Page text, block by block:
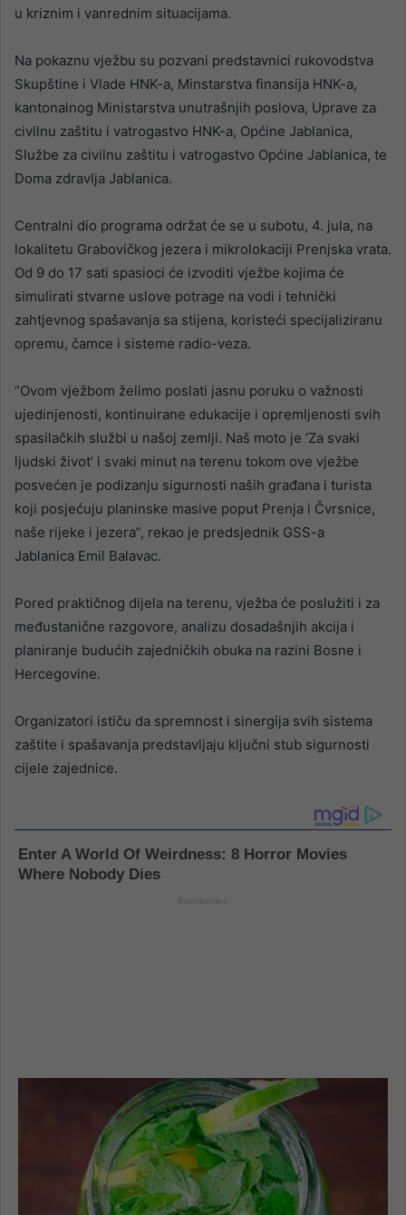
u kriznim i vanrednim situacijama.
Na pokaznu vježbu su pozvani predstavnici rukovodstva
Skupštine i Vlade HNK-a, Minstarstva finansija HNK-a,
kantonalnog Ministarstva unutrašnjih poslova, Uprave za
civilnu zaštitu i vatrogastvo HNK-a, Općine Jablanica,
Službe za civilnu zaštitu i vatrogastvo Općine Jablanica, te
Doma zdravlja Jablanica.
Centralni dio programa održat će se u subotu, 4. jula, na
lokalitetu Grabovičkog jezera i mikrolokaciji Prenjska vrata.
Od 9 do 17 sati spasioci će izvoditi vježbe kojima će
simulirati stvarne uslove potrage na vodi i tehnički
zahtjevnog spašavanja sa stijena, koristeći specijaliziranu
opremu, čamce i sisteme radio-veza.
“Ovom vježbom želimo poslati jasnu poruku o važnosti
ujedinjenosti, kontinuirane edukacije i opremljenosti svih
spasilačkih službi u našoj zemlji. Naš moto je ‘Za svaki
ljudski život’ i svaki minut na terenu tokom ove vježbe
posvećen je podizanju sigurnosti naših građana i turista
koji posjećuju planinske masive poput Prenja i Čvrsnice,
naše rijeke i jezera”, rekao je predsjednik GSS-a
Jablanica Emil Balavac.
Pored praktičnog dijela na terenu, vježba će poslužiti i za
međustanične razgovore, analizu dosadašnjih akcija i
planiranje budućih zajedničkih obuka na razini Bosne i
Hercegovine.
Organizatori ističu da spremnost i sinergija svih sistema
zaštite i spašavanja predstavljaju ključni stub sigurnosti
cijele zajednice.